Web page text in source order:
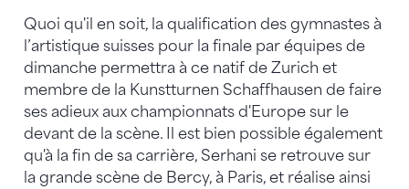
Quoi qu'il en soit, la qualification des gymnastes à
l’artistique suisses pour la finale par équipes de
dimanche permettra à ce natif de Zurich et
membre de la Kunstturnen Schaffhausen de faire
ses adieux aux championnats d'Europe sur le
devant de la scène. Il est bien possible également
qu'à la fin de sa carrière, Serhani se retrouve sur
la grande scène de Bercy, à Paris, et réalise ainsi